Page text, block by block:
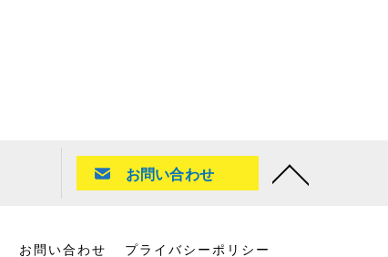
お問い合わせ
お問い合わせ プライバシーポリシー